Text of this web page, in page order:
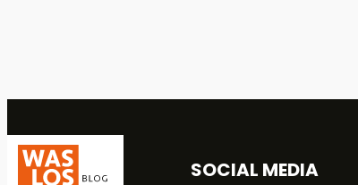
SOCIAL MEDIA